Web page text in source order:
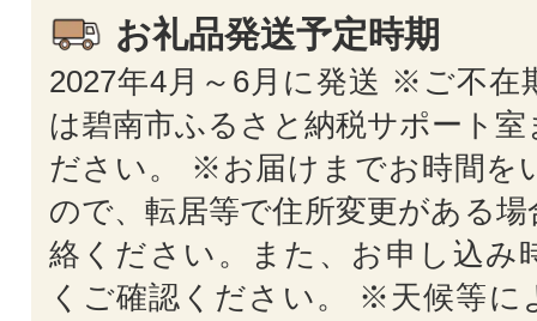
お礼品発送予定時期
2027年4月～6月に発送 ※ご不在
は碧南市ふるさと納税サポート
ださい。 ※お届けまでお時間を
ので、転居等で住所変更がある
絡ください。また、お申し込み
くご確認ください。 ※天候等に